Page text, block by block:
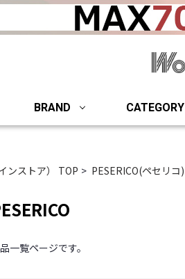
BRAND CATEGORY
ストア） TOP PESERICO(ペセリコ)
一覧ページです。